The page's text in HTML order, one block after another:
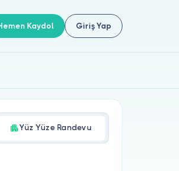
Kaydol Giriş Yap
Yüz Yüze Randevu